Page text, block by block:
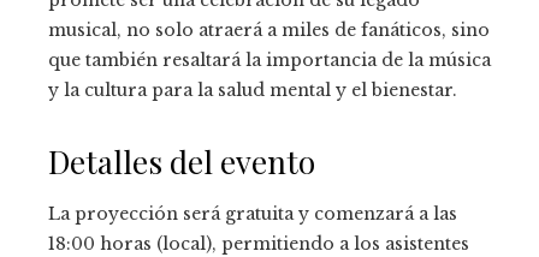
musical, no solo atraerá a miles de fanáticos, sino
que también resaltará la importancia de la música
y la cultura para la salud mental y el bienestar.
Detalles del evento
La proyección será gratuita y comenzará a las
18:00 horas (local), permitiendo a los asistentes